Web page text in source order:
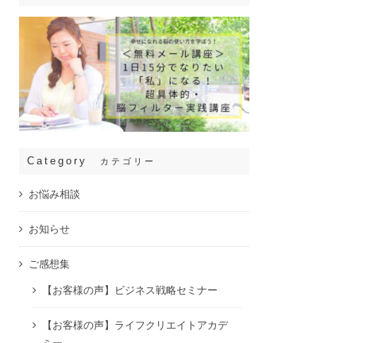
Category カテゴリー
お悩み相談
お知らせ
ご感想集
【お客様の声】ビジネス戦略セミナー
【お客様の声】ライフクリエイトアカデ